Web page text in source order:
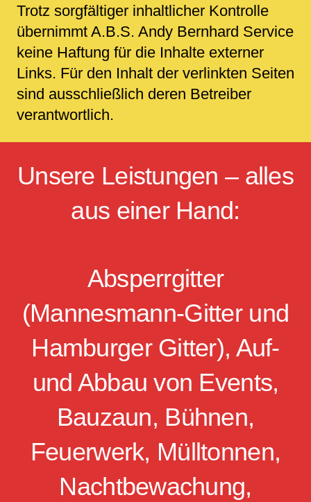
Trotz sorgfältiger inhaltlicher Kontrolle
übernimmt A.B.S. Andy Bernhard Service
keine Haftung für die Inhalte externer
Links. Für den Inhalt der verlinkten Seiten
sind ausschließlich deren Betreiber
verantwortlich.
Unsere Leistungen – alles
aus einer Hand:
Absperrgitter
(Mannesmann-Gitter und
Hamburger Gitter), Auf-
und Abbau von Events,
Bauzaun, Bühnen,
Feuerwerk, Mülltonnen,
Nachtbewachung,